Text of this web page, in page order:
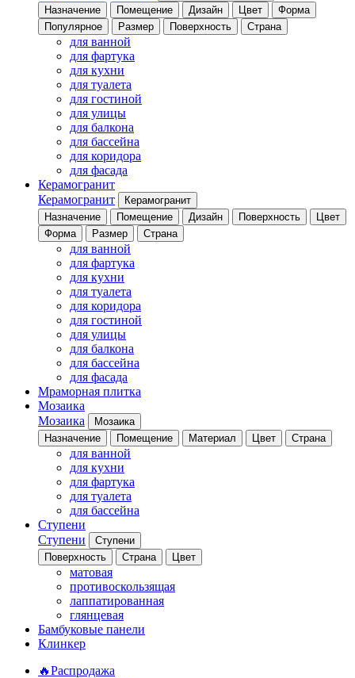
Назначение
Помещение Дизайн Цвет
Форма
Популярное
Размер Поверхность Страна
для ванной
для фартука
для кухни
для туалета
для гостиной
для улицы
для балкона
для бассейна
для коридора
для фасада
Керамогранит
Керамогранит
Керамогранит
Назначение
Помещение Дизайн Поверхность
Цвет
Форма
Размер Страна
для ванной
для фартука
для кухни
для туалета
для коридора
для гостиной
для улицы
для балкона
для бассейна
для фасада
Мраморная плитка
Мозаика
Мозаика
Мозаика
Назначение
Помещение Материал Цвет Страна
для ванной
для кухни
для фартука
для туалета
для бассейна
Ступени
Ступени
Ступени
Поверхность
Страна Цвет
матовая
противоскользящая
лаппатированная
глянцевая
Бамбуковые панели
Клинкер
🔥Распродажа